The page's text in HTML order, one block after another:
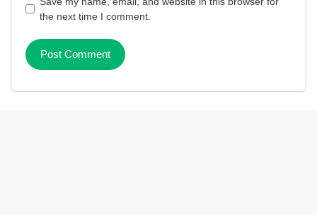
the next time I comment.